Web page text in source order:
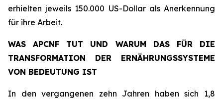
erhielten jeweils 150.000 US-Dollar als Anerkennung
für ihre Arbeit.
WAS APCNF TUT UND WARUM DAS FÜR DIE
TRANSFORMATION DER ERNÄHRUNGSSYSTEME
VON BEDEUTUNG IST
In den vergangenen zehn Jahren haben sich 1,8